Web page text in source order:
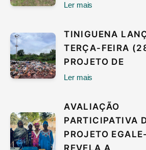
Ler mais
TINIGUENA
TERÇA-FEIRA
PROJETO DE
Ler mais
AVALIAÇÃO
PARTICIPATIVA
PROJETO
REVELA A